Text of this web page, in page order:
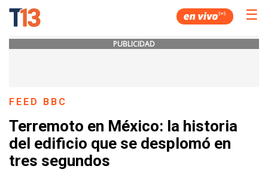
☰
PUBLICIDAD
FEED BBC
Terremoto en México: la historia
del edificio que se desplomó en
tres segundos